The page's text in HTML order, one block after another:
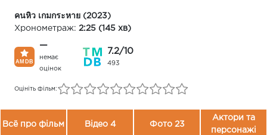
คนหิว เกมกระหาย (2023)
Хронометраж: 2:25 (145 хв)
—
немає
оцінок
7.2/10
493
Оцініть фільм:
Всё про фільм Відео 4 Фото 23
Актори та
персонажі